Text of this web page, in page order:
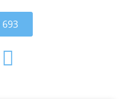
693